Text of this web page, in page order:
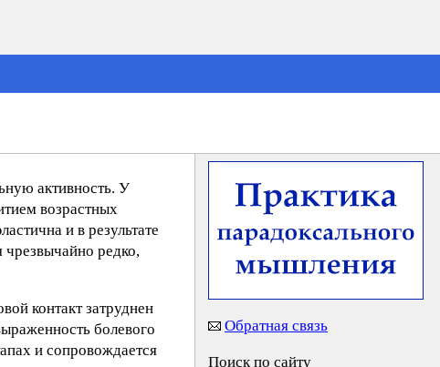
активность. У
возрастных
и в результате
чрезвычайно редко,
контакт затруднен
болевого
и сопровождается
Обратная связь
Поиск по сайту